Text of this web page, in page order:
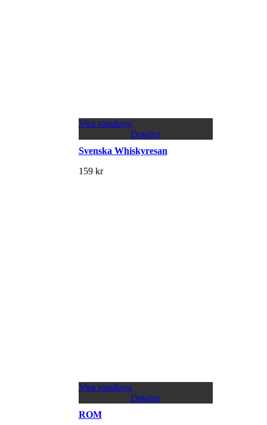
Visa varukorg
Detaljer
Svenska Whiskyresan
159 kr
Visa varukorg
Detaljer
ROM